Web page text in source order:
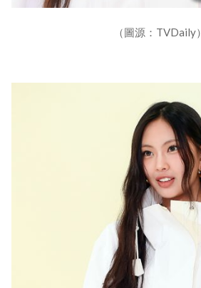
（圖源：TVDaily）